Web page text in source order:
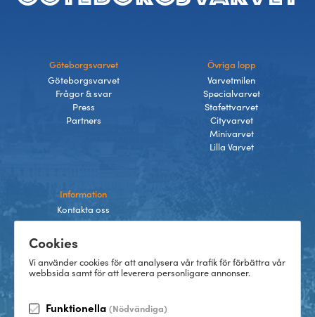
Cookies
Vi använder cookies för att analysera vår trafik för förbättra vår
webbsida samt för att leverera personligare annonser.
Funktionella (Nödvändiga)
Göteborgsvarvet
Göteborgsvarvet
Frågor & svar
Press
Partners
Övriga lopp
Varvetmilen
Specialvarvet
Stafettvarvet
Cityvarvet
Minivarvet
Lilla Varvet
Information
Kontakta oss
Villkor
Cookies